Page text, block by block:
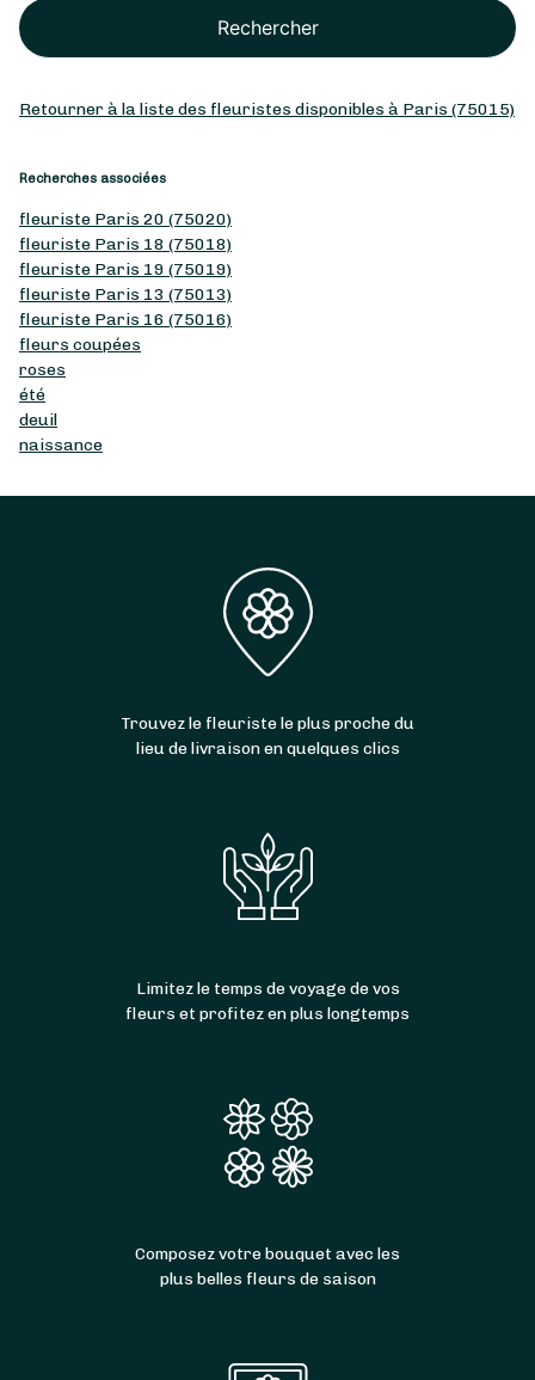
Rechercher
Retourner à la liste des fleuristes disponibles à Paris (75015)
Recherches associées
fleuriste Paris 20 (75020)
fleuriste Paris 18 (75018)
fleuriste Paris 19 (75019)
fleuriste Paris 13 (75013)
fleuriste Paris 16 (75016)
fleurs coupées
roses
été
deuil
naissance
Trouvez le fleuriste le plus proche du
lieu de livraison en quelques clics
Limitez le temps de voyage de vos
fleurs et profitez en plus longtemps
Composez votre bouquet avec les
plus belles fleurs de saison